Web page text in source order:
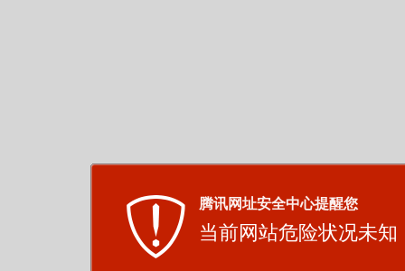
腾讯网址安全中心提醒您
当前网站危险状况未知